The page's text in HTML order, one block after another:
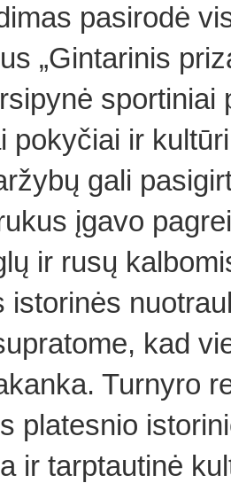
pasirodė
„Gintarinis
pokyčiai ir
gali
įgavo
ir rusų
istorinės
kad
Turnyro
platesnio
ir tarptautinė